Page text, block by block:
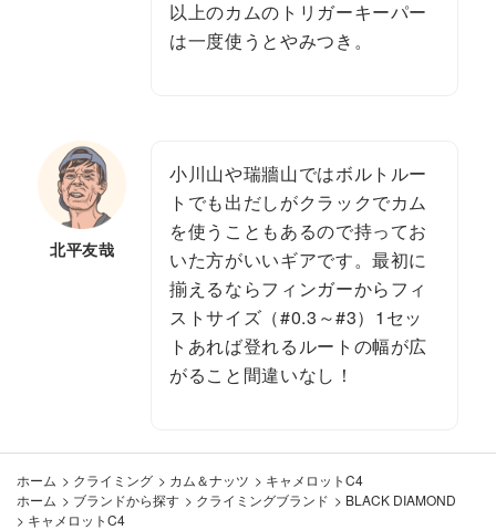
以上のカムのトリガーキーパー
は一度使うとやみつき。
北平友哉
小川山や瑞牆山ではボルトルー
トでも出だしがクラックでカム
を使うこともあるので持ってお
いた方がいいギアです。最初に
揃えるならフィンガーからフィ
ストサイズ（#0.3～#3）1セッ
トあれば登れるルートの幅が広
がること間違いなし！
ホーム > クライミング > カム＆ナッツ > キャメロットC4
ホーム > ブランドから探す > クライミングブランド > BLACK DIAMOND
> キャメロットC4